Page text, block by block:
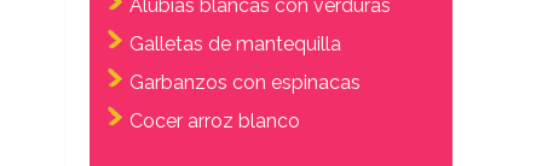
Alubias blancas con verduras
Galletas de mantequilla
Garbanzos con espinacas
Cocer arroz blanco